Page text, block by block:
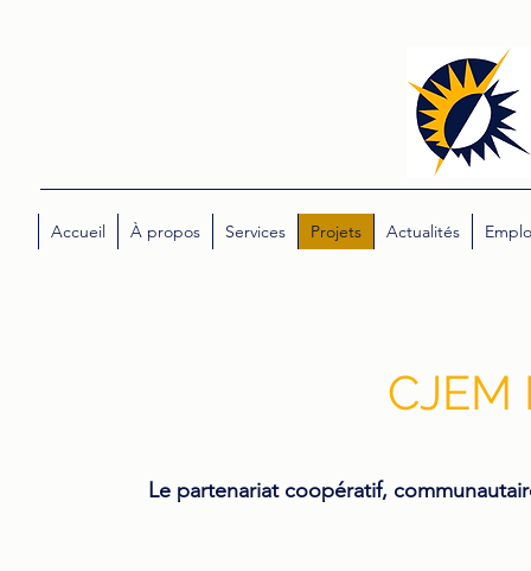
Accueil À propos Services Projets Actualités
CJEM
Le partenariat coopératif,